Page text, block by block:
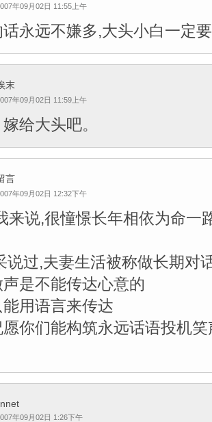
年09月02日 11:55上午
永远不嫌多,大头小白一定
末
年09月02日 11:59上午
给大头吧。
言
年09月02日 12:32下午
来说,很憧憬长年相依为命一
说过,夫妻生活被称做长期对
是不能传达心意的
用语言来传达
你们能构筑永远话语投机
年09月02日 1:26下午